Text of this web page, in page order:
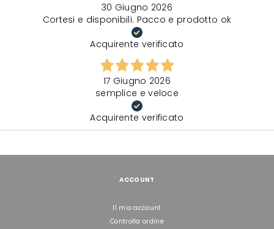
30 Giugno 2026
Cortesi e disponibili. Pacco e prodotto ok
Acquirente verificato
17 Giugno 2026
semplice e veloce
Acquirente verificato
ACCOUNT
Il mio account
Controlla ordine